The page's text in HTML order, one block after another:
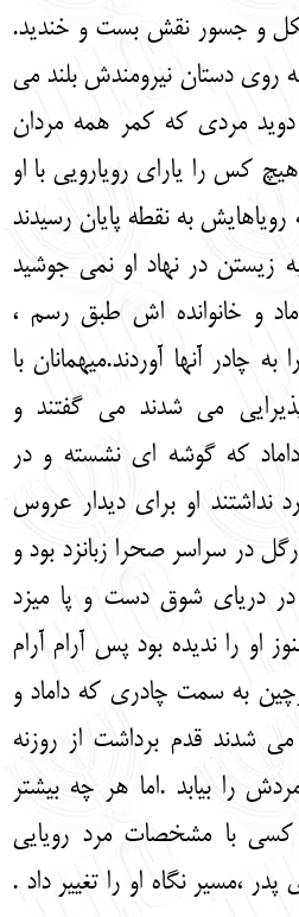
و جسور نقش بست و خندید.
روی دستان نیرومندش بلند می
مردی که کمر همه مردان
کس را یارای رویارویی با او
رویاهایش به نقطه پایان رسیدند
زیستن در نهاد او نمی جوشید
و خانوانده اش طبق رسم ،
چادر آنها آوردند.میهمانان با
می شدند می گفتند و
که گوشه ای نشسته و در
نداشتند او برای دیدار عروس
در سراسر صحرا زبانزد بود و
در دریای شوق دست و پا می‏زد
او را ندیده بود پس آرام آرام
به سمت چادری که داماد و
می شدند قدم برداشت از روزنه
را بیابد .اما هر چه بیشتر
با مشخصات مرد رویایی
،مسیر نگاه او را تغییر داد .